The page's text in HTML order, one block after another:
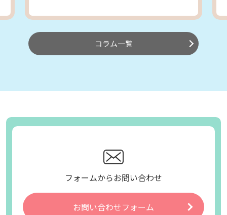
コラム一覧
フォームからお問い合わせ
お問い合わせフォーム